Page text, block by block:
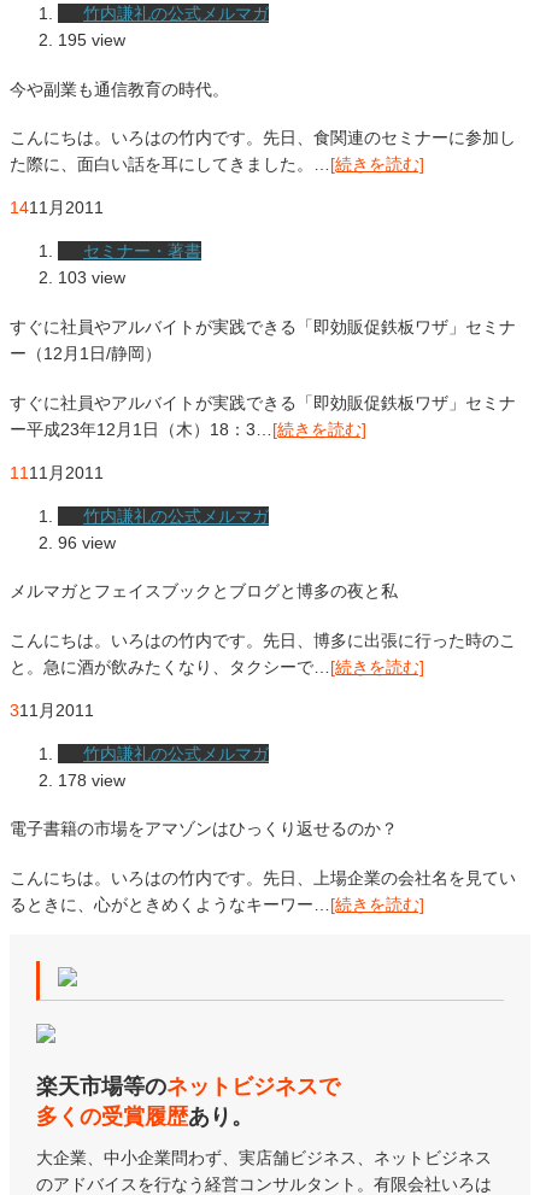
竹内謙礼の公式メルマガ
195 view
今や副業も通信教育の時代。
こんにちは。いろはの竹内です。先日、食関連のセミナーに参加し
た際に、面白い話を耳にしてきました。…[続きを読む]
1411月2011
セミナー・著書
103 view
すぐに社員やアルバイトが実践できる「即効販促鉄板ワザ」セミナ
ー（12月1日/静岡）
すぐに社員やアルバイトが実践できる「即効販促鉄板ワザ」セミナ
ー平成23年12月1日（木）18：3… [続きを読む]
11 11月 2011
竹内謙礼の公式メルマガ
96 view
メルマガとフェイスブックとブログと博多の夜と私
こんにちは。いろはの竹内です。先日、博多に出張に行った時のこ
と。急に酒が飲みたくなり、タクシーで… [続きを読む]
311月 2011
竹内謙礼の公式メルマガ
178 view
電子書籍の市場をアマゾンはひっくり返せるのか？
こんにちは。いろはの竹内です。先日、上場企業の会社名を見てい
るときに、心がときめくようなキーワー… [続きを読む]
楽天市場等のネットビジネスで
多くの受賞履歴あり。
大企業、中小企業問わず、実店舗ビジネス、ネットビジネス
のアドバイスを行なう経営コンサルタント。有限会社いろは